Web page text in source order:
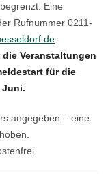
Eine
Rufnummer 0211-
.
Veranstaltungen
für die
Juni.
angegeben – eine